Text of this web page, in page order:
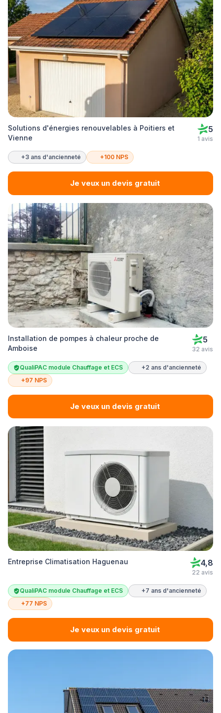
Solutions d'énergies renouvelables à Poitiers et
Vienne
5
1 avis
+3 ans d'ancienneté +100 NPS
Je veux un devis gratuit
Installation de pompes à chaleur proche de
Amboise
5
32 avis
QualiPAC module Chauffage et ECS
+2 ans d'ancienneté
+97 NPS
Je veux un devis gratuit
Entreprise Climatisation Haguenau 4,8
22 avis
QualiPAC module Chauffage et ECS
+7 ans d'ancienneté
+77 NPS
Je veux un devis gratuit